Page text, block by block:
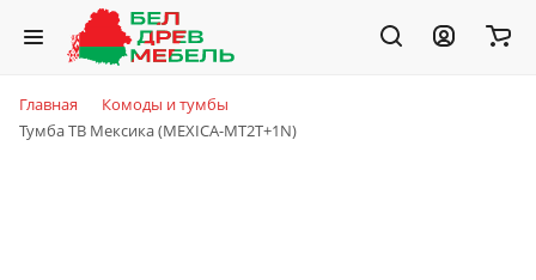
Главная
Комоды и тумбы
Тумба ТВ Мексика (MEXICA-MT2T+1N)